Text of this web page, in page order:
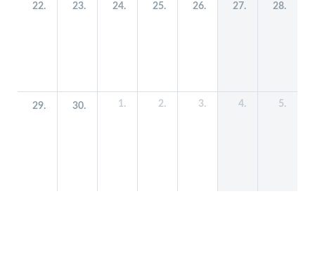
22. 23. 24. 25. 26. 27. 28.
29. 30. 1. 2. 3. 4. 5.